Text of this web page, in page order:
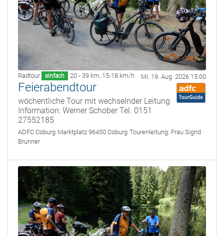
Radtour einfach 20 - 39 km, 15-18 km/h Mi. 19. Aug. 2026 15:00
Feierabendtour
wöchentliche Tour mit wechselnder Leitung
Information: Werner Schober Tel. 0151
27552185
ADFC Coburg Marktplatz 96450 Coburg Tourenleitung: Frau Sigrid
Brunner